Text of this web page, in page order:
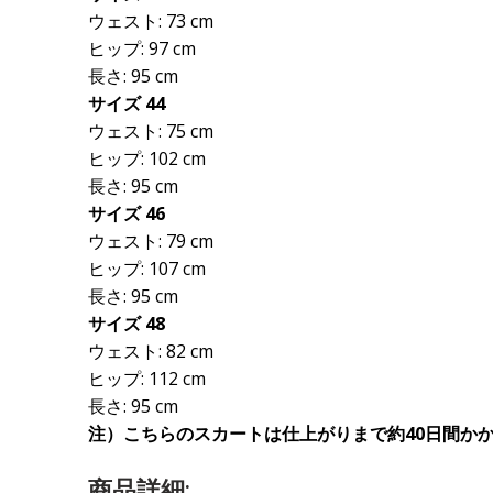
ウェスト: 73 cm
ヒップ: 97 cm
長さ: 95 cm
サイズ 44
ウェスト: 75 cm
ヒップ: 102 cm
長さ: 95 cm
サイズ 46
ウェスト: 79 cm
ヒップ: 107 cm
長さ: 95 cm
サイズ 48
ウェスト: 82 cm
ヒップ: 112 cm
長さ: 95 cm
注）こちらのスカートは仕上がりまで約40日間かか